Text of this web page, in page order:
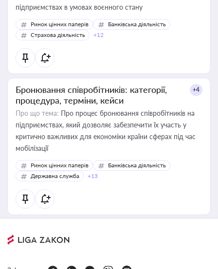
підприємствах в умовах воєнного стану
Ринок цінних паперів
Банківська діяльність
Страхова діяльність
+12
Бронювання співробітників: категорії,
процедура, терміни, кейси
+4
Про що тема: Про процес бронювання співробітників на
підприємствах, який дозволяє забезпечити їх участь у
критично важливих для економіки країни сферах під час
мобілізації
Ринок цінних паперів
Банківська діяльність
Державна служба
+13